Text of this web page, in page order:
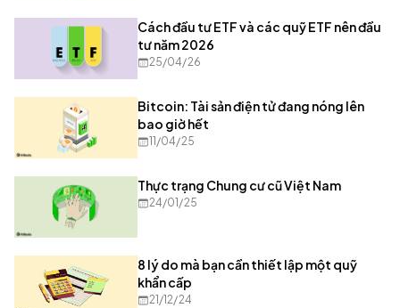
Cách đầu tư ETF và các quỹ ETF nên đầu
tư năm 2026
25/04/26
Bitcoin: Tài sản điện tử đang nóng lên
bao giờ hết
11/04/25
Thực trạng Chung cư cũ Việt Nam
24/01/25
8 lý do mà bạn cần thiết lập một quỹ
khẩn cấp
21/12/24